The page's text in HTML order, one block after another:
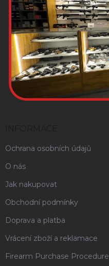
Ochrana osobních údajů
O nás
Jak nakupovat
Obchodní podmínky
Doprava a platba
Vrácení zboží a reklamace
Firearm Purchase